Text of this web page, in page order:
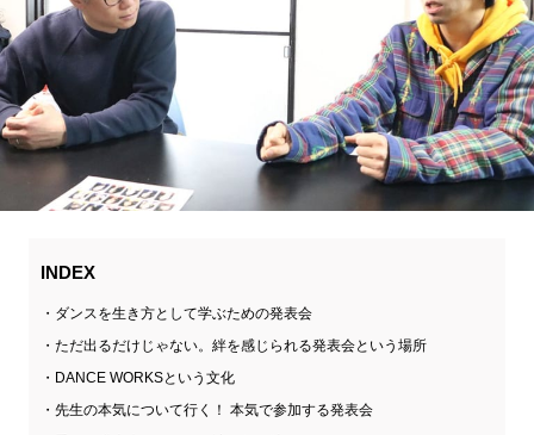
INDEX
ダンスを生き方として学ぶための発表会
ただ出るだけじゃない。絆を感じられる発表会という場所
DANCE WORKSという文化
先生の本気について行く！ 本気で参加する発表会